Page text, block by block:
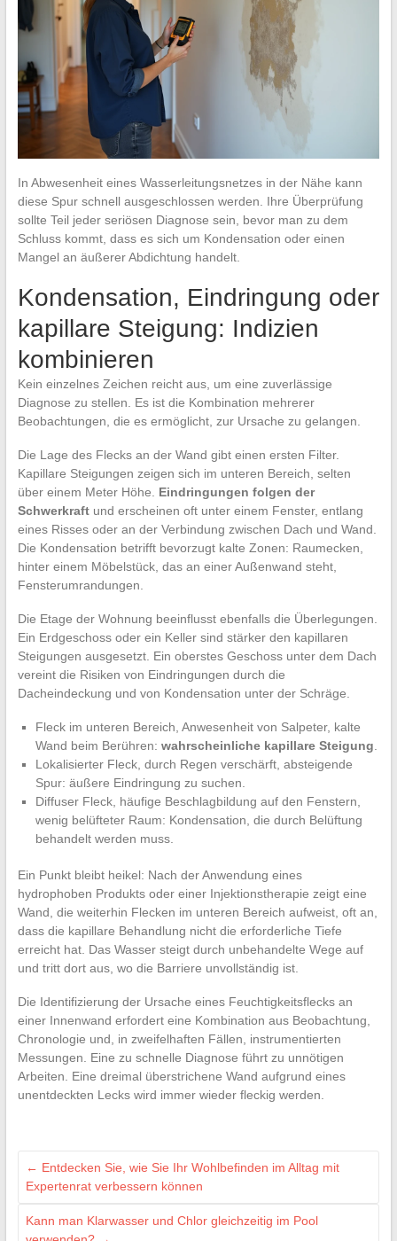
In Abwesenheit eines Wasserleitungsnetzes in der Nähe kann
diese Spur schnell ausgeschlossen werden. Ihre Überprüfung
sollte Teil jeder seriösen Diagnose sein, bevor man zu dem
Schluss kommt, dass es sich um Kondensation oder einen
Mangel an äußerer Abdichtung handelt.
Kondensation, Eindringung oder
kapillare Steigung: Indizien
kombinieren
Kein einzelnes Zeichen reicht aus, um eine zuverlässige
Diagnose zu stellen. Es ist die Kombination mehrerer
Beobachtungen, die es ermöglicht, zur Ursache zu gelangen.
Die Lage des Flecks an der Wand gibt einen ersten Filter.
Kapillare Steigungen zeigen sich im unteren Bereich, selten
über einem Meter Höhe. Eindringungen folgen der
Schwerkraftund erscheinen oft unter einem Fenster, entlang
eines Risses oder an der Verbindung zwischen Dach und Wand.
Die Kondensation betrifft bevorzugt kalte Zonen: Raumecken,
hinter einem Möbelstück, das an einer Außenwand steht,
Fensterumrandungen.
Die Etage der Wohnung beeinflusst ebenfalls die Überlegungen.
Ein Erdgeschoss oder ein Keller sind stärker den kapillaren
Steigungen ausgesetzt. Ein oberstes Geschoss unter dem Dach
vereint die Risiken von Eindringungen durch die
Dacheindeckung und von Kondensation unter der Schräge.
Fleck im unteren Bereich, Anwesenheit von Salpeter, kalte
Wand beim Berühren: wahrscheinliche kapillare Steigung.
Lokalisierter Fleck, durch Regen verschärft, absteigende
Spur: äußere Eindringung zu suchen.
Diffuser Fleck, häufige Beschlagbildung auf den Fenstern,
wenig belüfteter Raum: Kondensation, die durch Belüftung
behandelt werden muss.
Ein Punkt bleibt heikel: Nach der Anwendung eines
hydrophoben Produkts oder einer Injektionstherapie zeigt eine
Wand, die weiterhin Flecken im unteren Bereich aufweist, oft an,
dass die kapillare Behandlung nicht die erforderliche Tiefe
erreicht hat. Das Wasser steigt durch unbehandelte Wege auf
und tritt dort aus, wo die Barriere unvollständig ist.
Die Identifizierung der Ursache eines Feuchtigkeitsflecks an
einer Innenwand erfordert eine Kombination aus Beobachtung,
Chronologie und, in zweifelhaften Fällen, instrumentierten
Messungen. Eine zu schnelle Diagnose führt zu unnötigen
Arbeiten. Eine dreimal überstrichene Wand aufgrund eines
unentdeckten Lecks wird immer wieder fleckig werden.
← Entdecken Sie, wie Sie Ihr Wohlbefinden im Alltag mit
Expertenrat verbessern können
Kann man Klarwasser und Chlor gleichzeitig im Pool